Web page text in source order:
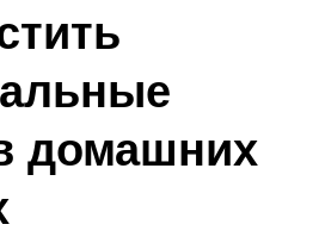
домашних